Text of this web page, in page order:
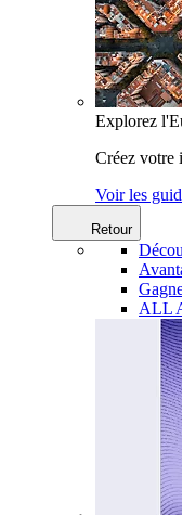
Explorez
Créez votre
Voir les
Retour
ALL